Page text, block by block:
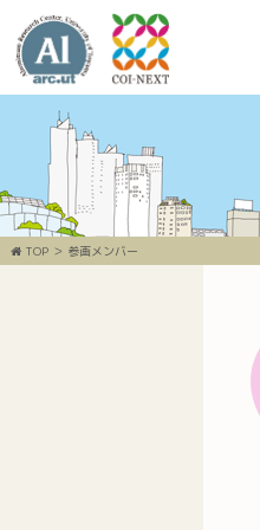
TOP 参画メンバー